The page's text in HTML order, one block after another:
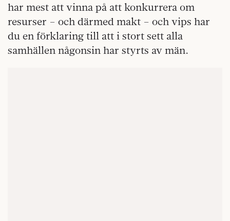
har mest att vinna på att konkurrera om
resurser – och därmed makt – och vips har
du en förklaring till att i stort sett alla
samhällen någonsin har styrts av män.